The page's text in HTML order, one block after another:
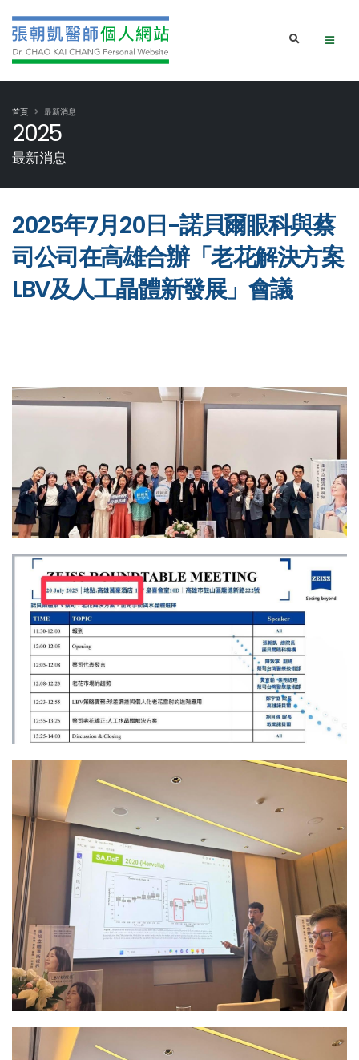
2025
最新消息
首頁 最新消息
2025年7月20日-諾貝爾眼科與蔡
司公司在高雄合辦「老花解決方案
LBV及人工晶體新發展」會議